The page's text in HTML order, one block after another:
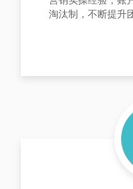
淘汰制，不断提升